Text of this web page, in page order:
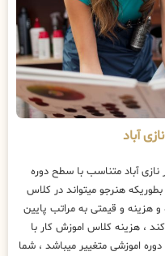
آباد
آباد متناسب با سطح دوره
هنرجو میتواند در کلاس
و قیمتی به مراتب پایین
، هزینه کلاس اموزش کار با
اموزشی متغییر میباشد ، شما